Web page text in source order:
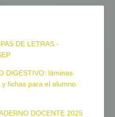
DE LETRAS -
DIGESTIVO: láminas
y fichas para el alumno
DOCENTE 2025